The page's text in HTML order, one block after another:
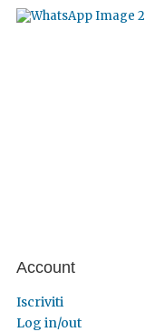
Account
Iscriviti
Log in/out